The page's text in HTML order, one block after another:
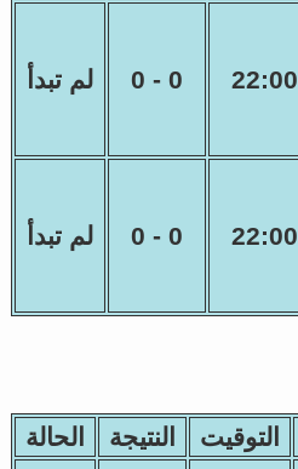
22:00
0 - 0 لم تبدأ
22:00
0 - 0 لم تبدأ
التوقيت النتيجة الحالة